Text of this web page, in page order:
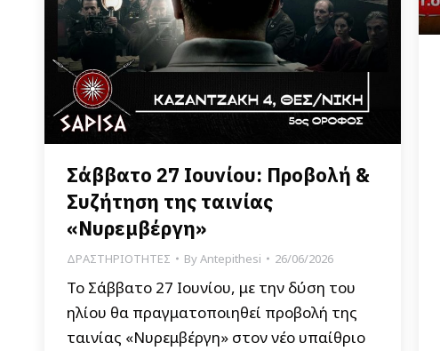
Σάββατο 27 Ιουνίου: Προβολή &
Συζήτηση της ταινίας
«Νυρεμβέργη»
ΔΡΑΣΤΗΡΙΟΤΗΤΕΣ ByAntepithesi 26/06/2026
Το Σάββατο 27 Ιουνίου, με την δύση του
ηλίου θα πραγματοποιηθεί προβολή της
ταινίας «Νυρεμβέργη» στον νέο υπαίθριο